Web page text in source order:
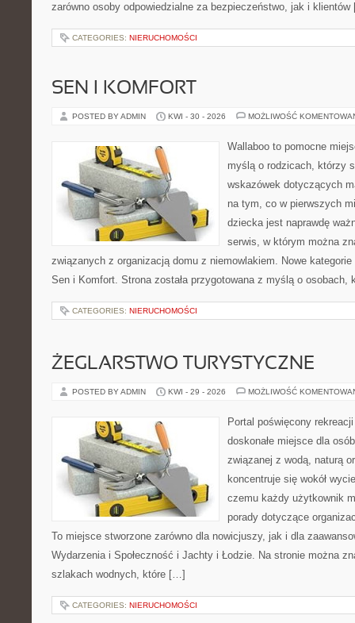
zarówno osoby odpowiedzialne za bezpieczeństwo, jak i
CATEGORIES: NIERUCHOMOŚCI
SEN I KOMFORT
POSTED BY ADMIN KWI - 30 - 2026 MOŻLIWOŚĆ
Wallaboo to pomocne
myślą o rodzicach, którzy
wskazówek dotyczących
na tym, co w pierwszych
dziecka jest naprawdę
serwis, w którym można
związanych z organizacją domu z niemowlakiem. Nowe
Sen i Komfort. Strona została przygotowana z myślą o
CATEGORIES: NIERUCHOMOŚCI
ŻEGLARSTWO TURYSTYCZNE
POSTED BY ADMIN KWI - 29 - 2026 MOŻLIWOŚĆ
Portal poświęcony
doskonałe miejsce dla
związanej z wodą, naturą
koncentruje się wokół
czemu każdy użytkownik
porady dotyczące
To miejsce stworzone zarówno dla nowicjuszy, jak i dla
Wydarzenia i Społeczność i Jachty i Łodzie. Na stronie można
szlakach wodnych, które […]
CATEGORIES: NIERUCHOMOŚCI